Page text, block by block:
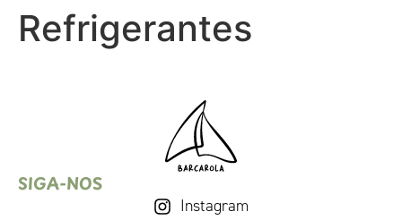
Refrigerantes
SIGA-NOS
Instagram